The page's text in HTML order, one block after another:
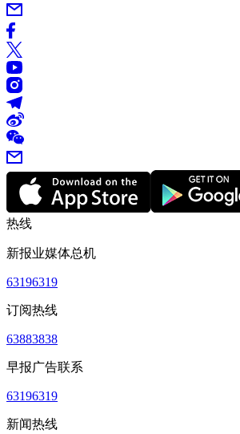
热线
新报业媒体总机
63196319
订阅热线
63883838
早报广告联系
63196319
新闻热线